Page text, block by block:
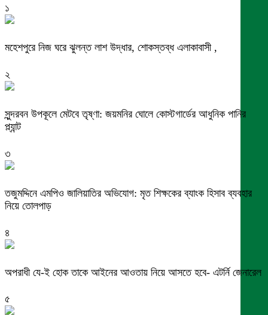
১
মহেশপুরে নিজ ঘরে ঝুলন্ত লাশ উদ্ধার, শোকস্তব্ধ এলাকাবাসী ,
২
সুন্দরবন উপকূলে মেটবে তৃষ্ণা: জয়মনির ঘোলে কোস্টগার্ডের আধুনিক পানির
প্ল্যান্ট
৩
তজুমদ্দিনে এমপিও জালিয়াতির অভিযোগ: মৃত শিক্ষকের ব্যাংক হিসাব ব্যবহার
নিয়ে তোলপাড়
৪
অপরাধী যে-ই হোক তাকে আইনের আওতায় নিয়ে আসতে হবে- এটর্নি জেনারেল
৫